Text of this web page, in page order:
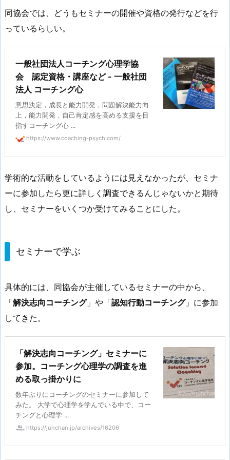
同協会では、どうもセミナーの開催や資格の発行などを行
っているらしい。
一般社団法人コーチング心理学協
会 認定資格・講座など - 一般社団
法人 コーチング心
意思決定，成長と能力開発，問題解決能力向
上，能力開発，自己肯定感を高める支援を目
指すコーチング心 ...
https://www.coaching-psych.com/
学術的な活動をしているようには見えなかったが、セミナ
ーに参加したら更に詳しく調査できるんじゃないかと期待
し、セミナーをいくつか受けてみることにした。
セミナーで学ぶ
具体的には、同協会が主催しているセミナーの中から、
「解決志向コーチング」や「認知行動コーチング」に参加
してきた。
「解決志向コーチング」セミナーに
参加。コーチング心理学の調査を進
める取っ掛かりに
数年ぶりにコーチングのセミナーに参加して
みた。 大学で心理学を学んでいる中で、コー
チングと心理学 ...
https://junchan.jp/archives/16206